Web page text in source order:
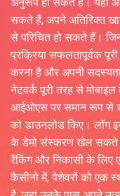
सकते हैं, अपने अतिरिक्त
से परिचित हो सकते हैं।
प्रक्रिया सफलतापूर्वक
करना है और अपनी
नेटवर्क पूरी तरह से
आईओएस पर समान रूप से
को डाउनलोड किए। लॉग
के डेमो संस्करण खेल सकते
रैंकिंग और निकासी के लिए
कैसीनो में, पेशेवरों को एक